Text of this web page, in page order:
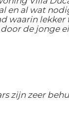
al wat
waarin
de jonge
zijn zeer